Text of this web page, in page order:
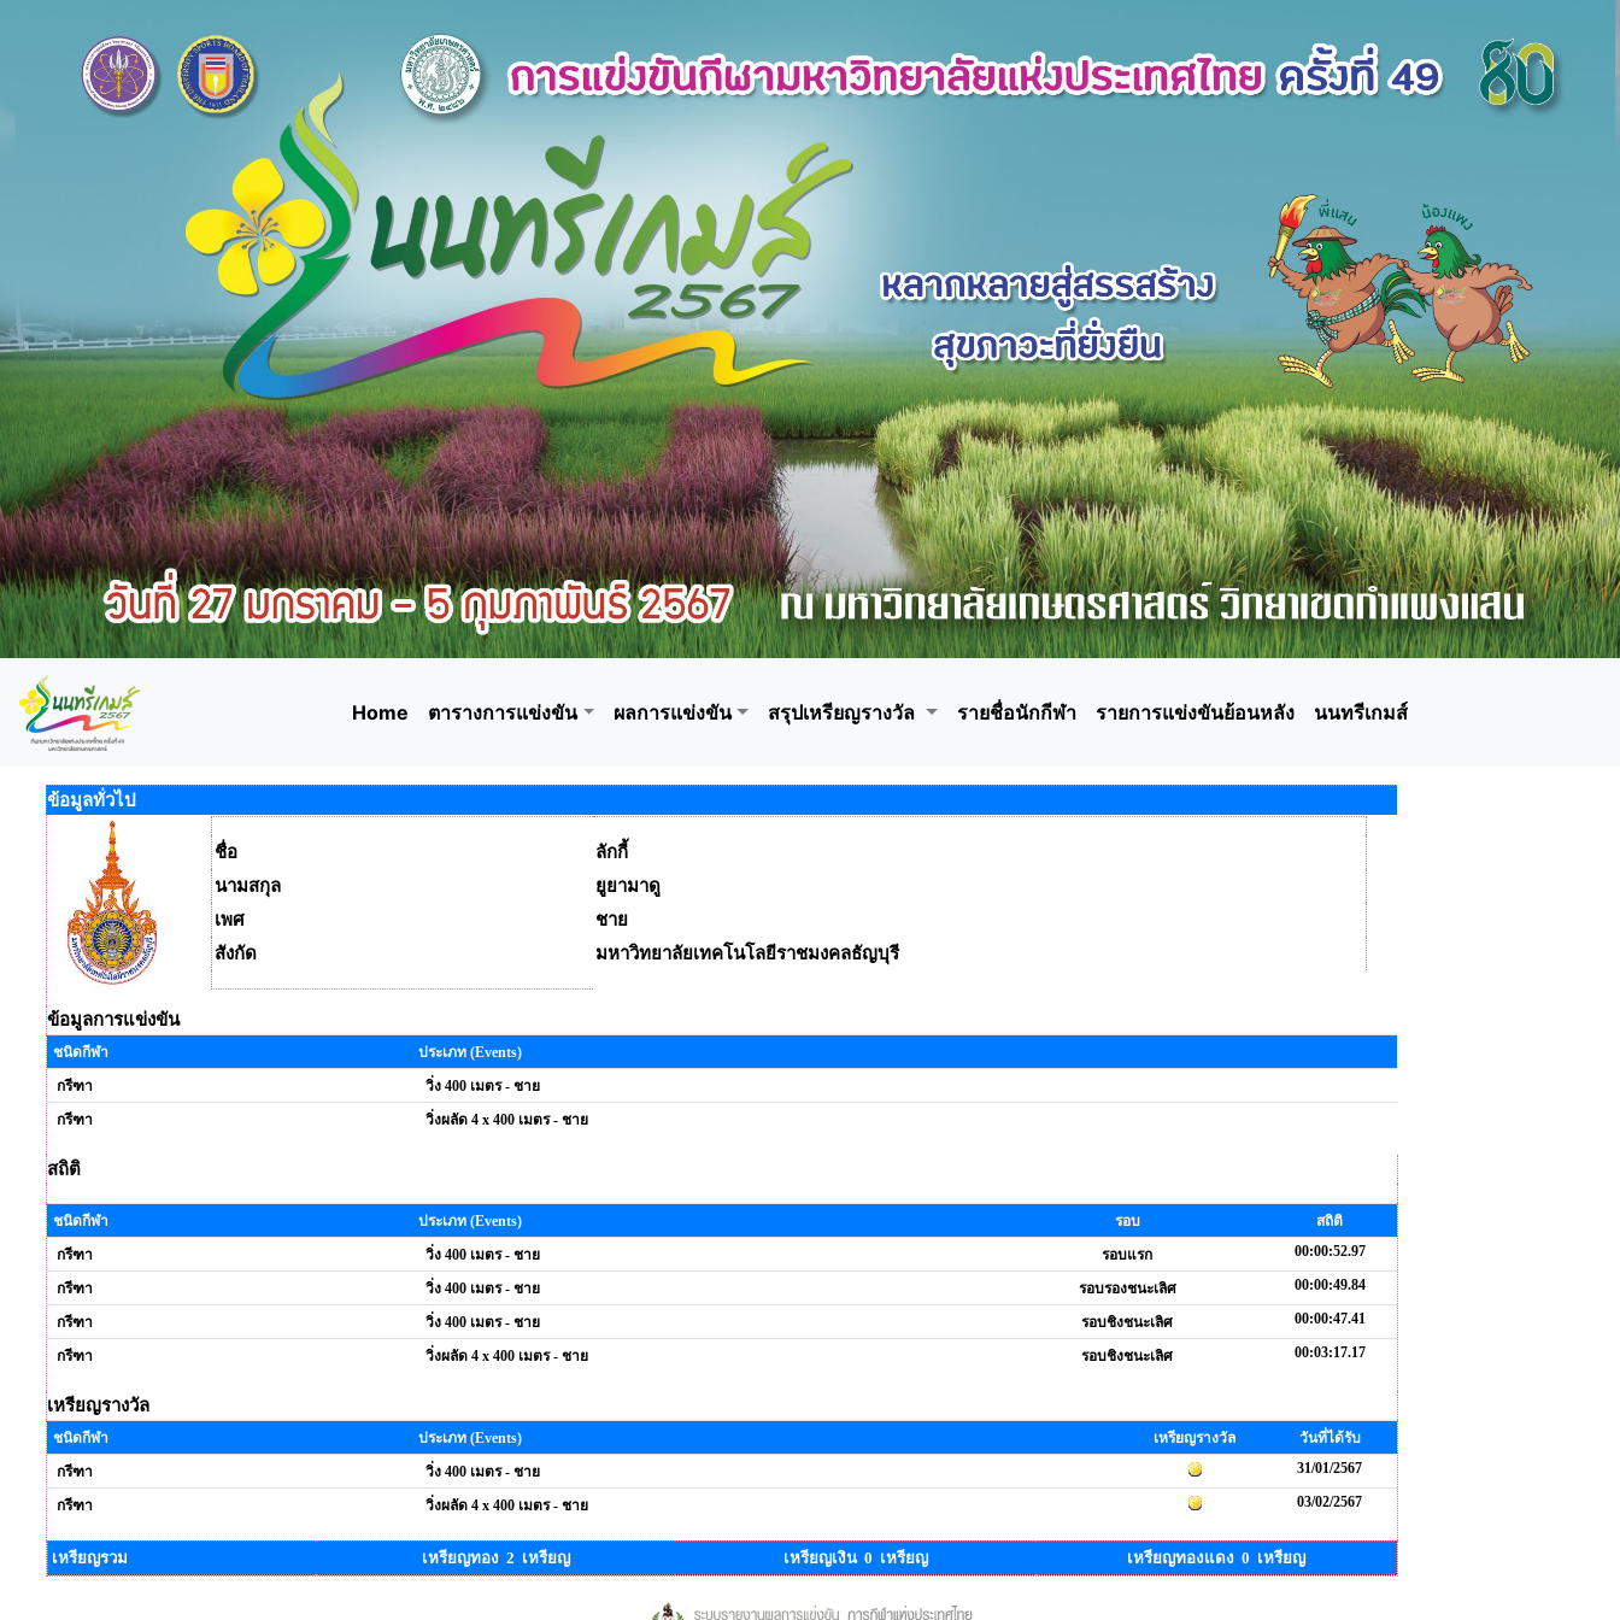
Home ตารางการแข่งขัน ผลการแข่งขัน สรุปเหรียญรางวัล รายชื่อนักกีฬา รายการแข่งขันย้อนหลัง นนทรีเกมส์
ข้อมูลทั่วไป
ชื่อ
ลักกี้
นามสกุล
ยูยามาดู
เพศ
ชาย
สังกัด
มหาวิทยาลัยเทคโนโลยีราชมงคลธัญบุรี
ข้อมูลการแข่งขัน
ชนิดกีฬา
ประเภท (Events)
กรีฑา
วิ่ง 400 เมตร - ชาย
กรีฑา
วิ่งผลัด 4 x 400 เมตร - ชาย
สถิติ
ชนิดกีฬา ประเภท (Events) รอบ
สถิติ
กรีฑา
วิ่ง 400 เมตร - ชาย รอบแรก 00:00:52.97
กรีฑา วิ่ง 400 เมตร - ชาย รอบรองชนะเลิศ 00:00:49.84
กรีฑา วิ่ง 400 เมตร - ชาย รอบชิงชนะเลิศ 00:00:47.41
กรีฑา วิ่งผลัด 4 x 400 เมตร - ชาย รอบชิงชนะเลิศ 00:03:17.17
เหรียญรางวัล
ชนิดกีฬา ประเภท (Events) เหรียญรางวัล
วันที่ได้รับ
กรีฑา
วิ่ง 400 เมตร - ชาย 31/01/2567
กรีฑา วิ่งผลัด 4 x 400 เมตร - ชาย 03/02/2567
เหรียญรวม เหรียญทอง 2 เหรียญ เหรียญเงิน 0 เหรียญ เหรียญทองแดง 0 เหรียญ